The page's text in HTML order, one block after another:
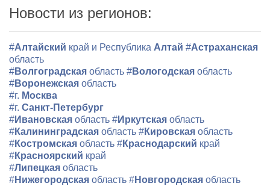
Новости из регионов:
#Алтайский край и Республика Алтай #Астраханская
область
#Волгоградская область #Вологодская область
#Воронежская область
#г. Москва
#г. Санкт-Петербург
#Ивановская область #Иркутская область
#Калининградская область #Кировская область
#Костромская область #Краснодарский край
#Красноярский край
#Липецкая область
#Нижегородская область #Новгородская область